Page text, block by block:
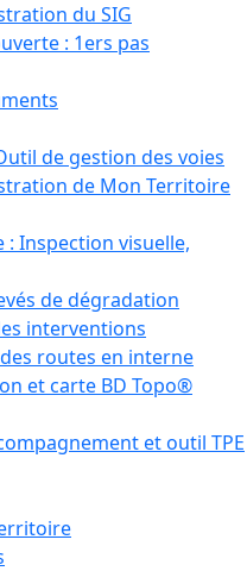
du SIG
: 1ers pas
de gestion des voies
de Mon Territoire
Inspection visuelle,
de dégradation
interventions
des routes en interne
et carte BD Topo®
et outil TPE